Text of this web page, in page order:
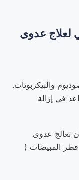
لعلاج عدوى
والبيكربونات.
في إزالة
تعالج عدوى
المبيضات (